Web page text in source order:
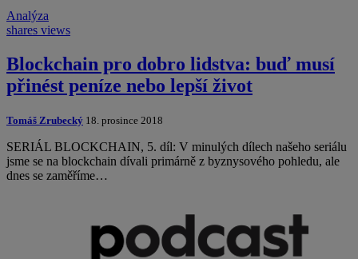
Analýza
shares views
Blockchain pro dobro lidstva: buď musí
přinést peníze nebo lepší život
Tomáš Zrubecký 18. prosince 2018
SERIÁL BLOCKCHAIN, 5. díl: V minulých dílech našeho seriálu
jsme se na blockchain dívali primárně z byznysového pohledu, ale
dnes se zaměříme…